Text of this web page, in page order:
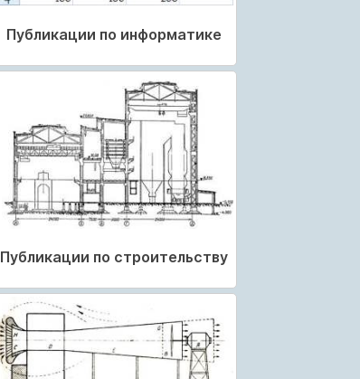
Публикации по информатике
Публикации по строительству